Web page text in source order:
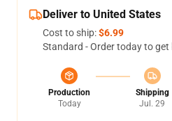
Deliver to United States
Cost to ship:$6.99
Standard - Order today to get
Production
Today
Shipping
Jul. 29